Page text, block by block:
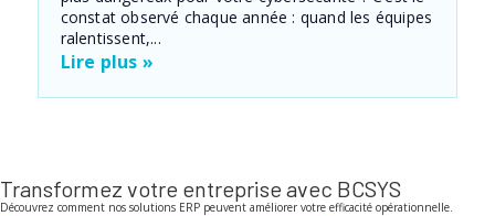
constat observé chaque année : quand les équipes
ralentissent,...
Lire plus »
Transformez votre entreprise avec BCSYS
Découvrez comment nos solutions ERP peuvent améliorer votre efficacité opérationnelle.